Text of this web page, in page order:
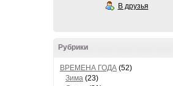
В друзья
Рубрики
ВРЕМЕНА ГОДА (52)
Зима (23)